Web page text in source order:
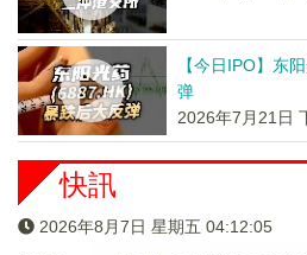
【今日IPO】东
弹
2026年7月21日
快訊
2026年8月7日 星期五 04:12:05